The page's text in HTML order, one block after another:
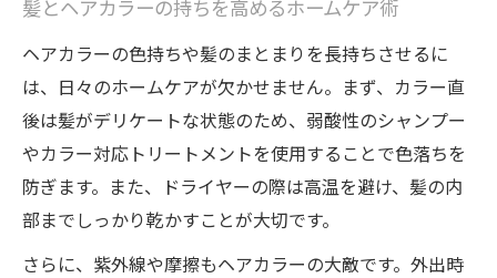
髪とヘアカラーの持ちを高めるホームケア術
ヘアカラーの色持ちや髪のまとまりを長持ちさせるに
は、日々のホームケアが欠かせません。まず、カラー直
後は髪がデリケートな状態のため、弱酸性のシャンプー
やカラー対応トリートメントを使用することで色落ちを
防ぎます。また、ドライヤーの際は高温を避け、髪の内
部までしっかり乾かすことが大切です。
さらに、紫外線や摩擦もヘアカラーの大敵です。外出時